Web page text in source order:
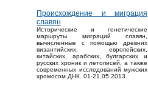
Происхождение и миграция
славян
Исторические и генетические
маршруты миграций славян,
вычисленные с помощью древних
византийских, европейских,
китайских, арабских, булгарских и
русских хроник и летописей, а также
современных исследований мужских
хромосом ДНК. 01-21.05.2013.